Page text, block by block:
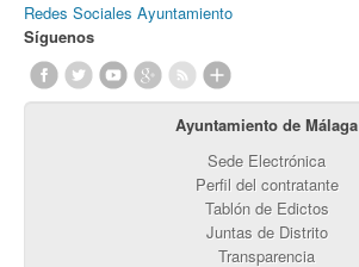
Redes Sociales Ayuntamiento
Síguenos
Ayuntamiento de Málaga
Sede Electrónica
Perfil del contratante
Tablón de Edictos
Juntas de Distrito
Transparencia